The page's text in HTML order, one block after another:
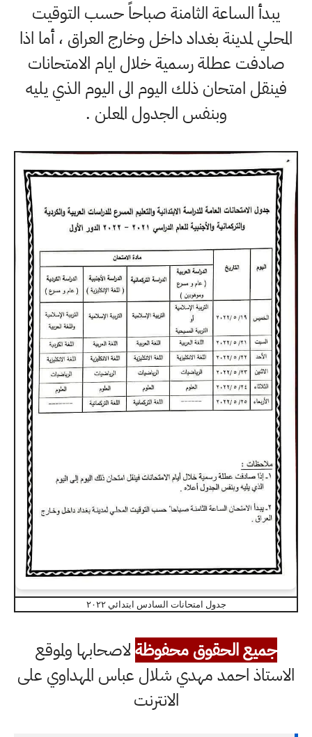
يبدأ الساعة الثامنة صباحاً حسب التوقيت
المحلي لمدينة بغداد داخل وخارج العراق ، أما اذا
صادفت عطلة رسمية خلال ايام الامتحانات
فينقل امتحان ذلك اليوم الى اليوم الذي يليه
وبنفس الجدول المعلن .
جدول امتحانات السادس ابتدائي ٢٠٢٢
جميع الحقوق محفوظةلاصحابها ولموقع
الاستاذ احمد مهدي شلال عباس المهداوي على
الانترنت